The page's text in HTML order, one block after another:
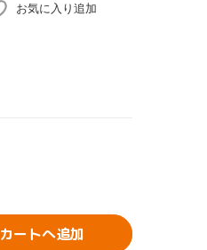
お気に入り追加
カートへ追加